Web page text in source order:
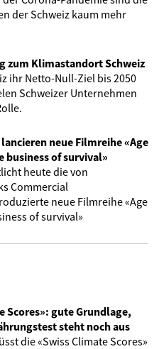
der Schweiz kaum mehr
zum Klimastandort Schweiz
ihr Netto-Null-Ziel bis 2050
Schweizer Unternehmen
lancieren neue Filmreihe «Age
business of survival»
heute die von
Commercial
neue Filmreihe«Age
of survival»
Scores»: gute Grundlage,
steht noch aus
die «Swiss Climate Scores»